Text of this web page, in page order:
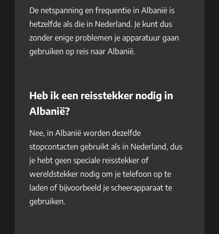
De netspanning en frequentie in Albanië is
hetzelfde als die in Nederland. Je kunt dus
zonder enige problemen je apparatuur gaan
gebruiken op reis naar Albanië.
Heb ik een reisstekker nodig in
Albanië?
Nee, in Albanië worden dezelfde
stopcontacten gebruikt als in Nederland, dus
je hebt geen speciale reisstekker of
wereldstekker nodig om je telefoon op te
laden of bijvoorbeeld je scheerapparaat te
gebruiken.